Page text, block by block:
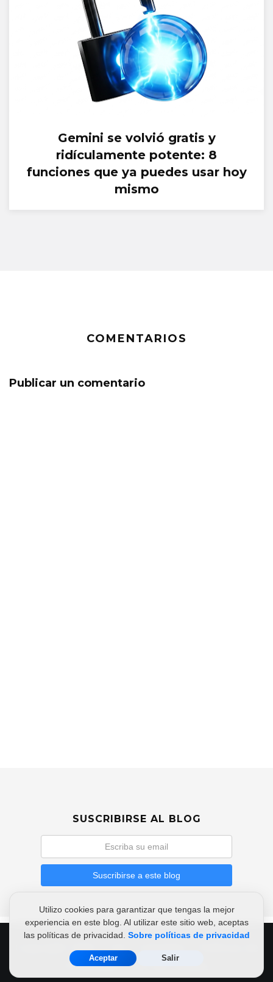
Gemini se volvió gratis y
ridículamente potente: 8
funciones que ya puedes usar hoy
mismo
COMENTARIOS
Publicar un comentario
Utilizo cookies para garantizar que tengas la mejor
experiencia en este blog. Al utilizar este sitio web, aceptas
las políticas de privacidad. Sobre políticas de privacidad
Aceptar Salir
SUSCRIBIRSE AL BLOG
Copyright 2026|Cali - Colombia
Privacidad|Uso de Cookies